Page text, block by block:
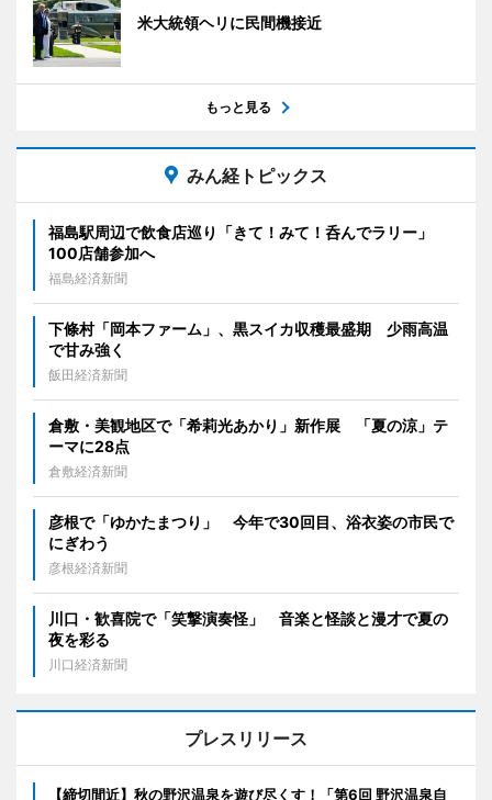
米大統領ヘリに民間機接近
もっと見る
みん経トピックス
福島駅周辺で飲食店巡り「きて！みて！呑んでラリー」
100店舗参加へ
福島経済新聞
下條村「岡本ファーム」、黒スイカ収穫最盛期 少雨高温
で甘み強く
飯田経済新聞
倉敷・美観地区で「希莉光あかり」新作展 「夏の涼」テ
ーマに28点
倉敷経済新聞
彦根で「ゆかたまつり」 今年で30回目、浴衣姿の市民で
にぎわう
彦根経済新聞
川口・歓喜院で「笑撃演奏怪」 音楽と怪談と漫才で夏の
夜を彩る
川口経済新聞
プレスリリース
【締切間近】秋の野沢温泉を遊び尽くす！「第6回 野沢温泉自